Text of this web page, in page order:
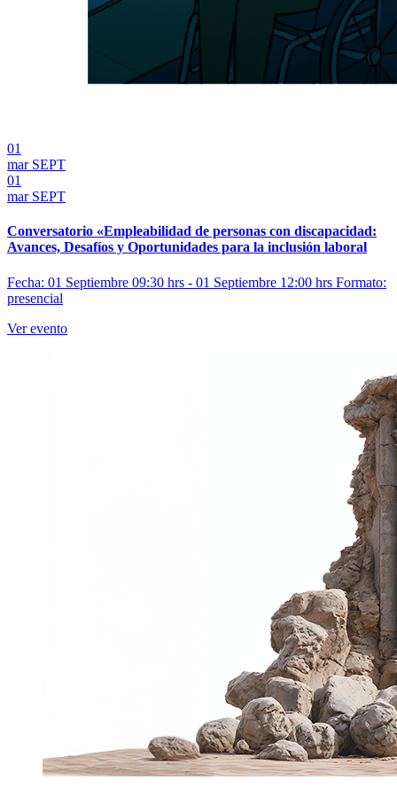
01
mar SEPT
01
mar SEPT
Conversatorio «Empleabilidad de personas con discapacidad:
Avances, Desafíos y Oportunidades para la inclusión laboral
Fecha: 01 Septiembre 09:30 hrs - 01 Septiembre 12:00 hrs Formato:
presencial
Ver evento